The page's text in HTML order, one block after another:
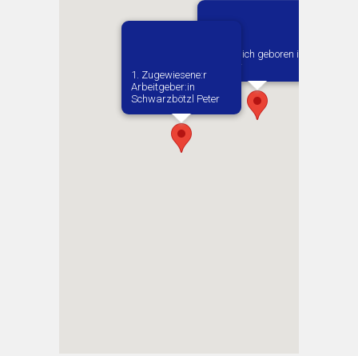
Vermutlich geboren in
Sobkow
1. Zugewiesene:r
Arbeitgeber:in​
Schwarzbötzl Peter